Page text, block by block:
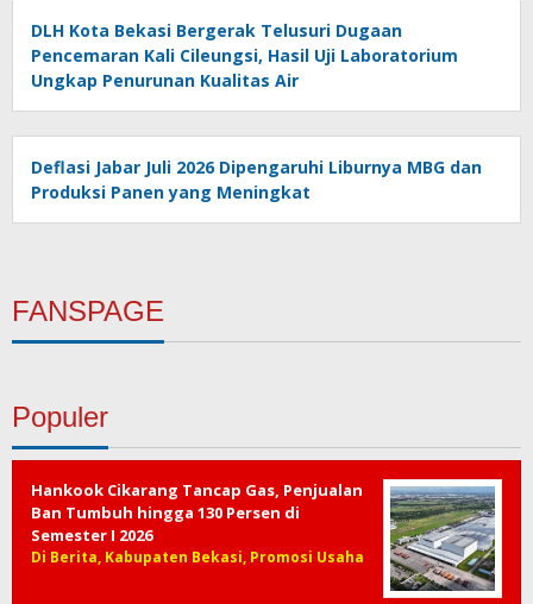
DLH Kota Bekasi Bergerak Telusuri Dugaan
Pencemaran Kali Cileungsi, Hasil Uji Laboratorium
Ungkap Penurunan Kualitas Air
Deflasi Jabar Juli 2026 Dipengaruhi Liburnya MBG dan
Produksi Panen yang Meningkat
FANSPAGE
Populer
Hankook Cikarang Tancap Gas, Penjualan
Ban Tumbuh hingga 130 Persen di
Semester I 2026
Di Berita, Kabupaten Bekasi, Promosi Usaha